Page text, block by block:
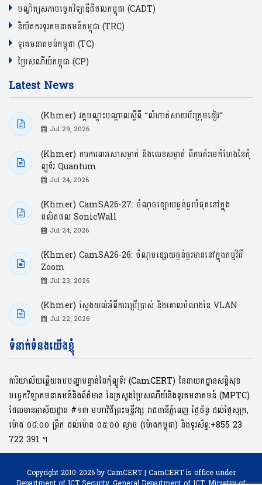
បណ្ឌិត្យសភាបច្ចេកវិទ្យាឌីជីថលកម្ពុជា (CADT)
និយ័តករទូរគមនាគមន៍កម្ពុជា (TRC)
ទូរគមនាគមន៍កម្ពុជា (TC)
ប្រៃសណីយ៍កម្ពុជា (CP)
Latest News
(Khmer) វគ្គបណ្ដុះបណ្ដាលស្ដីពី “លំហាត់សាយប័រក្រុមខៀវ”
Jul 29, 2026
(Khmer) ការការពារសោសម្ងាត់ និងលេខសម្ងាត់ ពីការគំរាមកំហែងនៃកុំ
ព្យូទ័រ Quantum
Jul 24, 2026
(Khmer) CamSA26-27: ចំណុចខ្សោយធ្ងន់ធ្ងរបំផុតនៅក្នុង
ផលិតផល SonicWall
Jul 24, 2026
(Khmer) CamSA26-26: ចំណុចខ្សោយធ្ងន់ធ្ងរមាននៅក្នុងកម្មវិធី
Zoom
Jul 23, 2026
(Khmer) ស្វែងយល់អំពីការប្រើប្រាស់ និងគោលបំណងនៃ VLAN
Jul 22, 2026
ទំនាក់ទំនងយើងខ្ញុំ
ការិយាល័យឆ្លើយតបបញ្ហាបន្ទាន់នៃកុំព្យូទ័រ (CamCERT) នៃនាយកដ្ឋានសន្តិសុខ
បច្ចេកវិទ្យាគមនាគមន៍និងព័ត៌មាន នៃក្រសួងប្រៃសណីយ៍និងទូរគមនាគមន៍ (MPTC)
ដែលមានអាស័យដ្ឋាន #១៣ មហាវិថីព្រះមុនី្នវង្ស រាជធានីភ្នំពេញ ថ្ងៃច័ន្ទ ដល់ថ្ងៃសុក្រ,
ម៉ោង ០៨:០០ ​ព្រឹក ដល់ម៉ោង ០៥:០០ ល្ងាច (ម៉ោងកម្ពុជា) និងទូរស័ព្ទ:+855 23
722 391 ។
Copyright 2010-2026 by CamCERT | CamCERT is office under